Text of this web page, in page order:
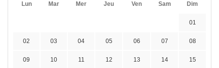
Lun Mar Mer Jeu Ven Sam Dim
01
02 03 04 05 06 07 08
09 10 11 12 13 14 15